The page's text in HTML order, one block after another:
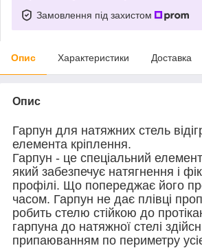
Замовлення під захистом
Опис Характеристики Доставка
Опис
Гарпун для натяжних стель
елемента кріплення.
Гарпун - це спеціальний
який забезпечує натягнення і
профілі. Що попереджає його
часом. Гарпун не дає плівці
робить стелю стійкою до
гарпуна до натяжної стелі
припаюванням по периметру